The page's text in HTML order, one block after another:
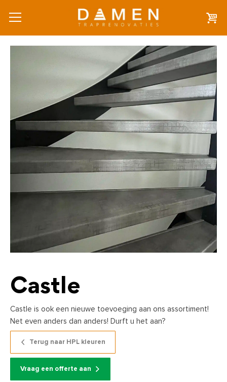
Castle
Castle is ook een nieuwe toevoeging aan ons assortiment!
Net even anders dan anders! Durft u het aan?
Terug naar HPL kleuren
Vraag een offerte aan